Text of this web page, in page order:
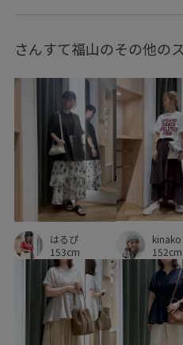
ハリ感 パンツ フラップ
フレンチスリーブ プルオーバ
ポリエステル ポリエステル
ワイドパンツ ワンピース
夏の機能素材アイテム 大人カ
幅広 快適 快適な着心地
柔らかいはき心地 柔らかい素
毛玉になりにくい 清涼感
細く見える 羽織としても使
肌離れが良い 自宅で洗える
さんすて福山のその他の
はるぴ
153cm
kinako
152cm